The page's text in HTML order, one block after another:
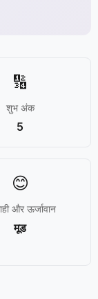
🔢
शुभ अंक
5
😊
और ऊर्जावान
मूड